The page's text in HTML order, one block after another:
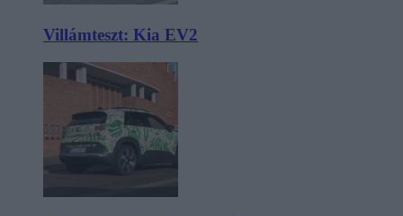
Villámteszt: Kia EV2